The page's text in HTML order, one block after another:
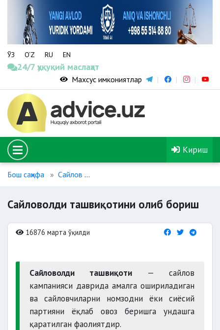
ЎЗ O‘Z RU EN
24/7 ҳуқуқий маслаҳат
Махсус имкониятлар
Кириш
Бош саҳифа Сайлов
Сайловолди ташвиқотини олиб бориш
16876 марта ўқилди
Сайловолди ташвиқоти — сайлов
кампанияси даврида амалга ошириладиган
ва сайловчиларни номзодни ёки сиёсий
партияни ёқлаб овоз беришга ундашга
қаратилган фаолиятдир.